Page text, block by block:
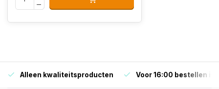
Alleen kwaliteitsproducten Voor 16:00 bestellen is